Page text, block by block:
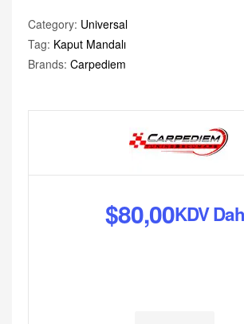
Category: Universal
Tag: Kaput Mandalı
Brands: Carpediem
$80,00KDV